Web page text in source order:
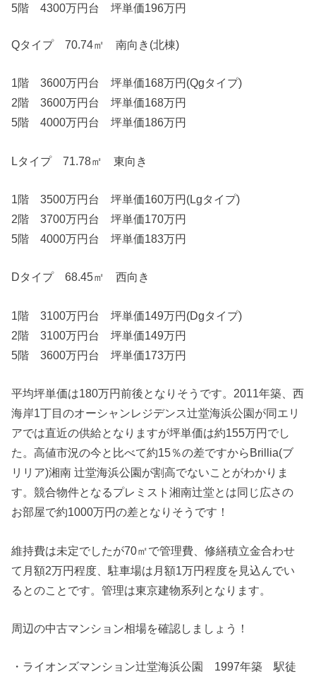
5階 4300万円台 坪単価196万円
Qタイプ 70.74㎡ 南向き(北棟)
1階 3600万円台 坪単価168万円(Qgタイプ)
2階 3600万円台 坪単価168万円
5階 4000万円台 坪単価186万円
Lタイプ 71.78㎡ 東向き
1階 3500万円台 坪単価160万円(Lgタイプ)
2階 3700万円台 坪単価170万円
5階 4000万円台 坪単価183万円
Dタイプ 68.45㎡ 西向き
1階 3100万円台 坪単価149万円(Dgタイプ)
2階 3100万円台 坪単価149万円
5階 3600万円台 坪単価173万円
平均坪単価は180万円前後となりそうです。2011年築、西
海岸1丁目のオーシャンレジデンス辻堂海浜公園が同エリ
アでは直近の供給となりますが坪単価は約155万円でし
た。高値市況の今と比べて約15％の差ですからBrillia(ブ
リリア)湘南 辻堂海浜公園が割高でないことがわかりま
す。競合物件となるプレミスト湘南辻堂とは同じ広さの
お部屋で約1000万円の差となりそうです！
維持費は未定でしたが70㎡で管理費、修繕積立金合わせ
て月額2万円程度、駐車場は月額1万円程度を見込んでい
るとのことです。管理は東京建物系列となります。
周辺の中古マンション相場を確認しましょう！
・ライオンズマンション辻堂海浜公園 1997年築 駅徒